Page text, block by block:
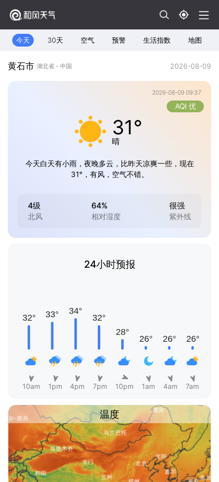
今天 30天 空气 预警 生活指数 地图
黄石市 湖北省 - 中国 2026-08-09
2026-08-09 09:37
31°
晴
AQI 优
今天白天有小雨，夜晚多云，比昨天凉爽一些，现在
31°，有风，空气不错。
4级
北风
64%
相对湿度
很强
紫外线
24小时预报
10am 1pm 4pm 7pm 10pm 1am 4am 7am
温度